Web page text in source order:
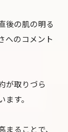
後の肌の明る
へのコメント
が取りづら
す。
ることで、